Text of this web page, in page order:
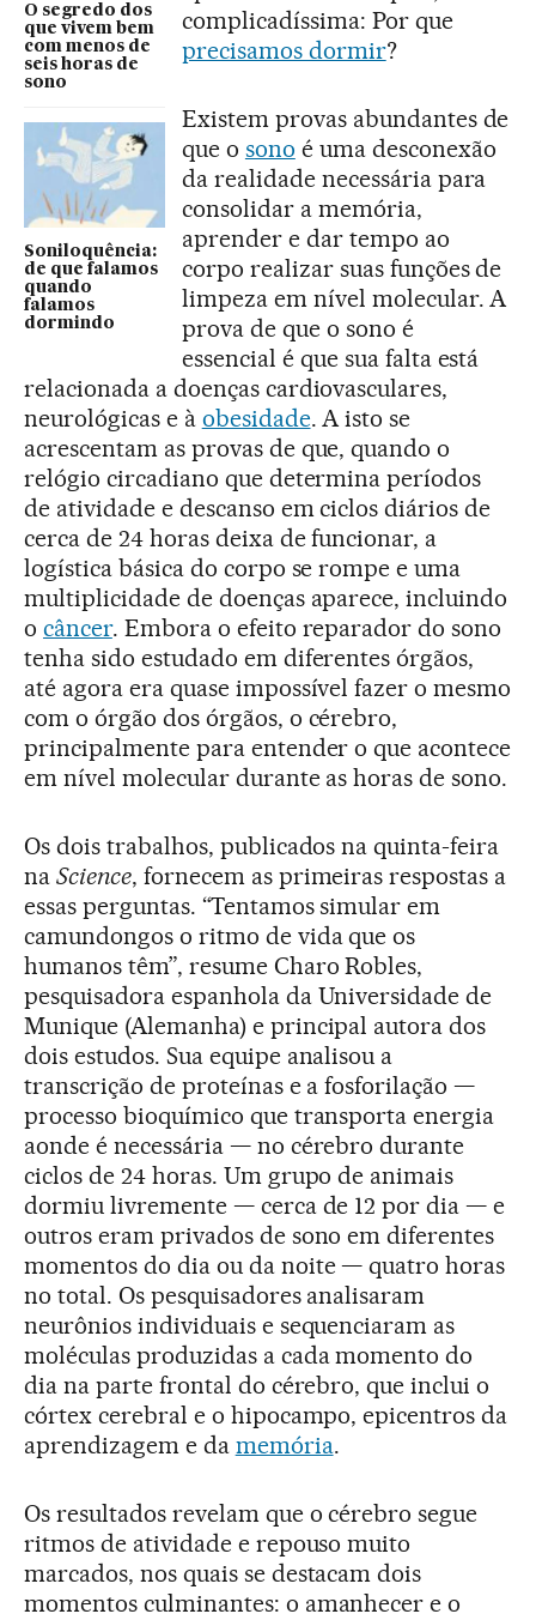
O segredo dos
que vivem bem
com menos de
seis horas de
sono
Soniloquência:
de que falamos
quando
falamos
dormindo
complicadíssima: Por que
precisamos dormir?
Existem provas abundantes de
que o sono é uma desconexão
da realidade necessária para
consolidar a memória,
aprender e dar tempo ao
corpo realizar suas funções de
limpeza em nível molecular. A
prova de que o sono é
essencial é que sua falta está
relacionada a doenças cardiovasculares,
neurológicas e à obesidade. A isto se
acrescentam as provas de que, quando o
relógio circadiano que determina períodos
de atividade e descanso em ciclos diários de
cerca de 24 horas deixa de funcionar, a
logística básica do corpo se rompe e uma
multiplicidade de doenças aparece, incluindo
o câncer. Embora o efeito reparador do sono
tenha sido estudado em diferentes órgãos,
até agora era quase impossível fazer o mesmo
com o órgão dos órgãos, o cérebro,
principalmente para entender o que acontece
em nível molecular durante as horas de sono.
Os dois trabalhos, publicados na quinta-feira
na Science, fornecem as primeiras respostas a
essas perguntas. “Tentamos simular em
camundongos o ritmo de vida que os
humanos têm”, resume Charo Robles,
pesquisadora espanhola da Universidade de
Munique (Alemanha) e principal autora dos
dois estudos. Sua equipe analisou a
transcrição de proteínas e a fosforilação —
processo bioquímico que transporta energia
aonde é necessária — no cérebro durante
ciclos de 24 horas. Um grupo de animais
dormiu livremente — cerca de 12 por dia — e
outros eram privados de sono em diferentes
momentos do dia ou da noite — quatro horas
no total. Os pesquisadores analisaram
neurônios individuais e sequenciaram as
moléculas produzidas a cada momento do
dia na parte frontal do cérebro, que inclui o
córtex cerebral e o hipocampo, epicentros da
aprendizagem e da memória.
Os resultados revelam que o cérebro segue
ritmos de atividade e repouso muito
marcados, nos quais se destacam dois
momentos culminantes: o amanhecer e o